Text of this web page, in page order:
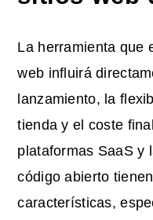
La herramienta que
web influirá
lanzamiento, la
tienda y el coste
plataformas SaaS y
código abierto
características,